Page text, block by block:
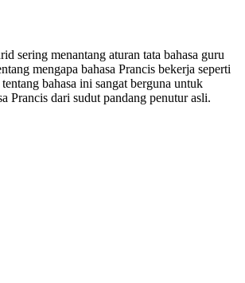
sering menantang aturan tata bahasa guru
mengapa bahasa Prancis bekerja seperti
bahasa ini sangat berguna untuk
Prancis dari sudut pandang penutur asli.